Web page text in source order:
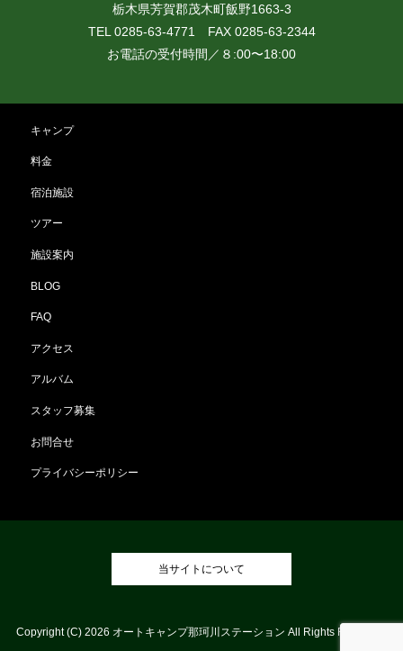
栃木県芳賀郡茂木町飯野1663-3
TEL 0285-63-4771 FAX 0285-63-2344
お電話の受付時間／８:00〜18:00
キャンプ
料金
宿泊施設
ツアー
施設案内
BLOG
FAQ
アクセス
アルバム
スタッフ募集
お問合せ
プライバシーポリシー
当サイトについて
Copyright (C) 2026 オートキャンプ那珂川ステーション All Rights Reserved.